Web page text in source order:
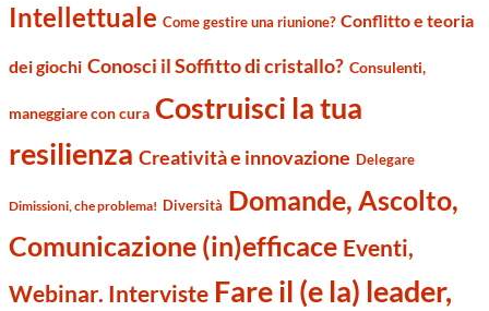
Intellettuale Come gestire una riunione? Conflitto e teoria
dei giochi Conosci il Soffitto di cristallo? Consulenti,
maneggiare con cura Costruisci la tua
resilienza Creatività e innovazione Delegare
Dimissioni, che problema! Diversità Domande, Ascolto,
Comunicazione (in)efficace Eventi,
Webinar. Interviste Fare il (e la) leader,